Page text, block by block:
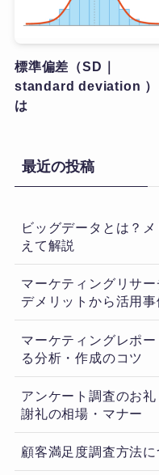
標準偏差（SD｜
standard deviation ）
は
最近の投稿
ビッグデータとは？
えて解説
マーケティングリサ
デメリットから活用事
マーケティングレポ
る分析・作成のコツ
アンケート調査のお
謝礼の相場・マナー
顧客満足度調査方法